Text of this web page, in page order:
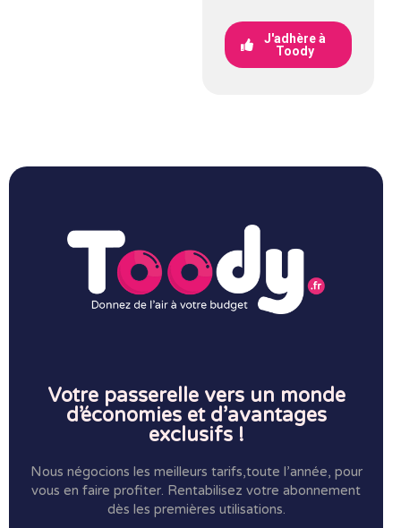
J'adhère à
Toody
Votre passerelle vers un monde
d’économies et d’avantages
exclusifs !
Nous négocions les meilleurs tarifs,toute l’année, pour
vous en faire profiter. Rentabilisez votre abonnement
dès les premières utilisations.